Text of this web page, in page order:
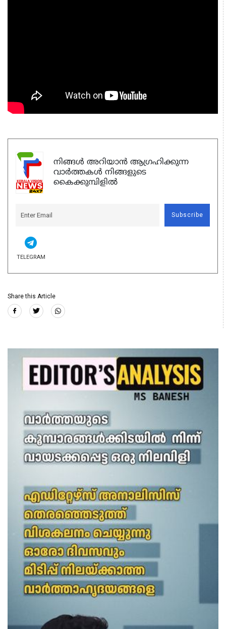
നിങ്ങൾ അറിയാൻ ആഗ്രഹിക്കുന്ന
വാർത്തകൾ നിങ്ങളുടെ
കൈക്കുമ്പിളിൽ
Subscribe
TELEGRAM
Share this Article